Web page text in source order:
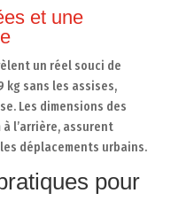
et une
un réel souci de
kg sans les assises,
Les dimensions des
à l’arrière, assurent
déplacements urbains.
pour